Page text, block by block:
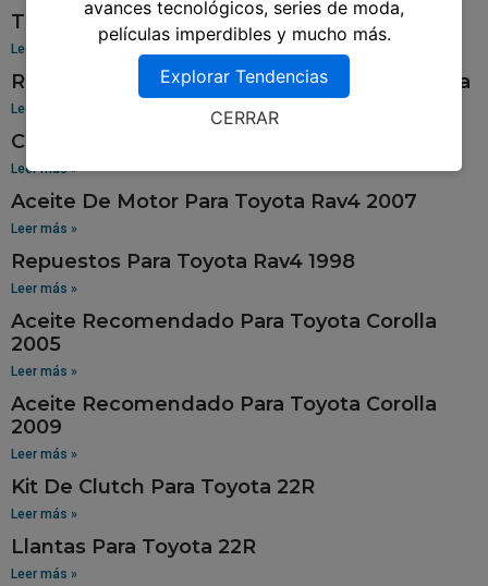
Tablero Para Toyota 94
Leer más »
Repuestos Para Toyota Sienna En Guatemala
Leer más »
Cola De Pato Para Toyota Tercel
Leer más »
Aceite De Motor Para Toyota Rav4 2007
Leer más »
Repuestos Para Toyota Rav4 1998
Leer más »
Aceite Recomendado Para Toyota Corolla
2005
Leer más »
Aceite Recomendado Para Toyota Corolla
2009
Leer más »
Kit De Clutch Para Toyota 22R
Leer más »
Llantas Para Toyota 22R
Leer más »
avances tecnológicos, series de moda,
películas imperdibles y mucho más.
Explorar Tendencias
CERRAR